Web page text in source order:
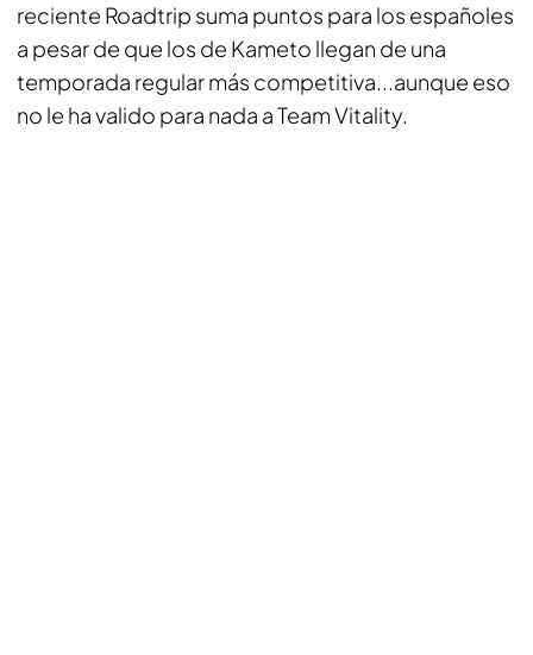
reciente Roadtrip suma puntos para los españoles
a pesar de que los de Kameto llegan de una
temporada regular más competitiva...aunque eso
no le ha valido para nada a Team Vitality.